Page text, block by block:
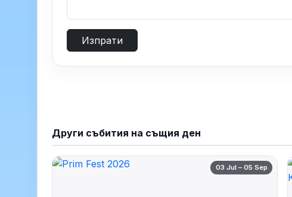
Изпрати
Други събития на същия ден
03 Jul – 05 Sep